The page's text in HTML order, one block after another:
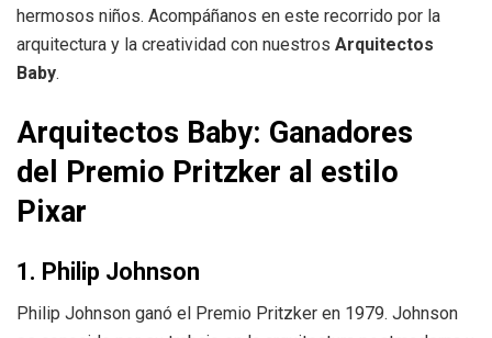
hermosos niños. Acompáñanos en este recorrido por la
arquitectura y la creatividad con nuestros Arquitectos
Baby.
Arquitectos Baby: Ganadores
del Premio Pritzker al estilo
Pixar
1. Philip Johnson
Philip Johnson ganó el Premio Pritzker en 1979. Johnson